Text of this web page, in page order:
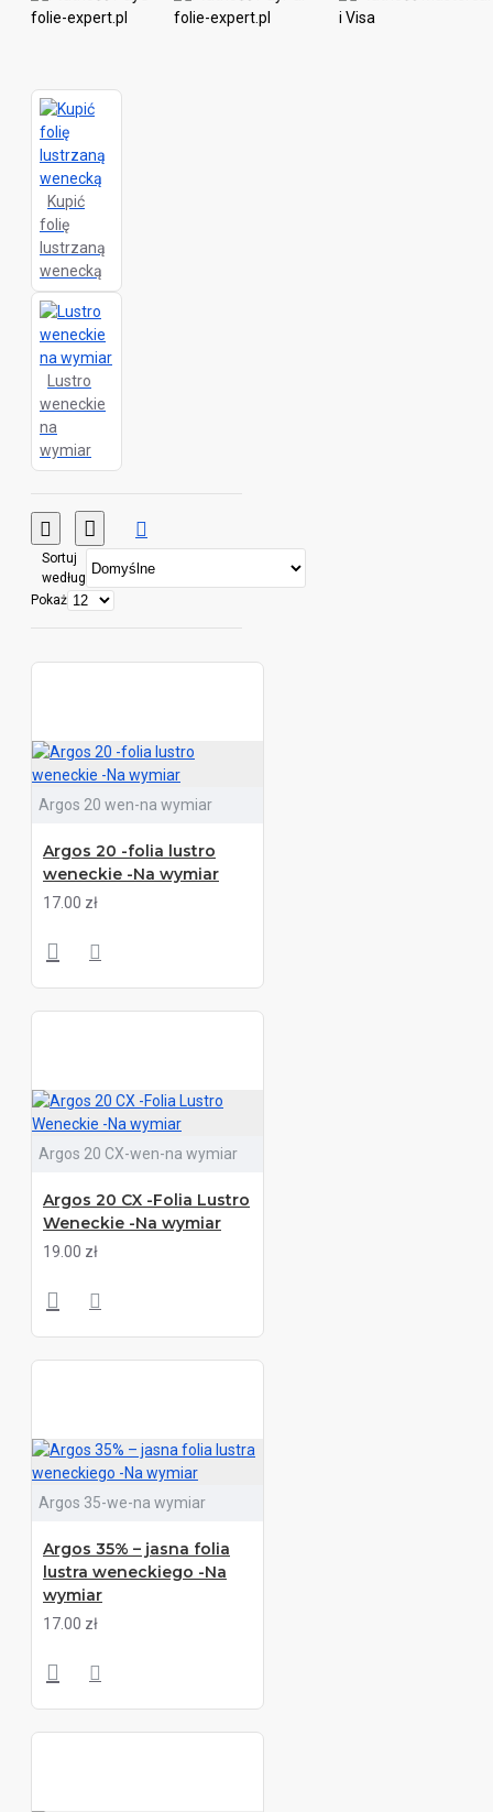
Kupić
folię
lustrzaną
wenecką
Lustro
weneckie
na
wymiar
Sortuj
według
Pokaż
Argos 20 wen-na wymiar
Argos 20 -folia lustro
weneckie -Na wymiar
17.00 zł
Argos 20 CX-wen-na wymiar
Argos 20 CX -Folia Lustro
Weneckie -Na wymiar
19.00 zł
Argos 35-we-na wymiar
Argos 35% – jasna folia
lustra weneckiego -Na
wymiar
17.00 zł